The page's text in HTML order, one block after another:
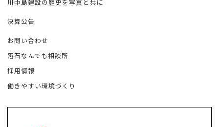
川中島建設の歴史を写真と共に
決算公告
お問い合わせ
落石なんでも相談所
採用情報
働きやすい環境づくり